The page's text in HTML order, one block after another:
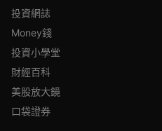
投資網誌
Money錢
投資小學堂
財經百科
美股放大鏡
口袋證券